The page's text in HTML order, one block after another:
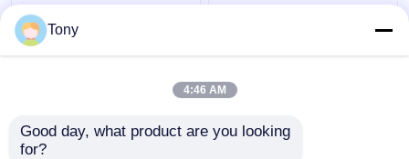
Automatische Flöten-
Laminiermaschine mit
zwei
1650 * 1450 mm 5-
lagige Flötenlaminator-
Tony
4:46 AM
Good day, what product are you looking
for?